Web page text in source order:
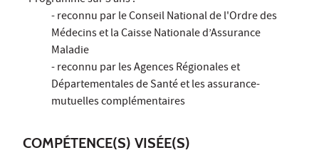
- reconnu par le Conseil National de l'Ordre des
Médecins et la Caisse Nationale d’Assurance
Maladie
- reconnu par les Agences Régionales et
Départementales de Santé et les assurance-
mutuelles complémentaires
COMPÉTENCE(S) VISÉE(S)